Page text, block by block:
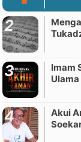
Imam
Akui